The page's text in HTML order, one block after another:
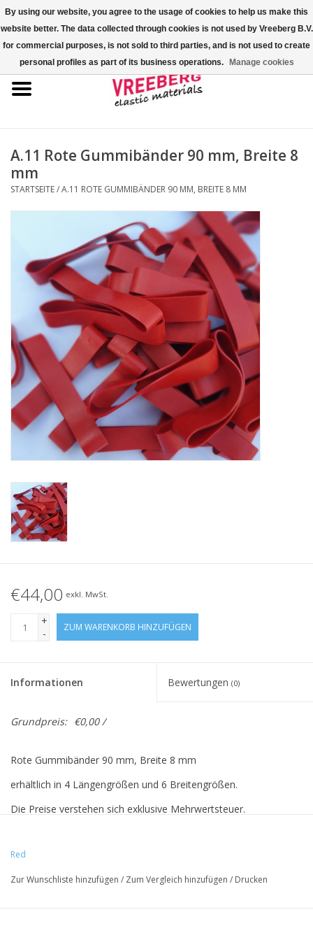
0 Artikel - €0,00
Startseite
Bunte Gummibänder
Gummispannseile
Kreuzgummibänder/X-Bands
Fastfix-Spannbänder
Geknotete Elastikschlaufe
Schwarze Gummibänder –
Sonderangebot!
Weiße Gummibänder –
Sonderangebot!
A.11 Rote Gummibänder 90 mm, Breite 8
mm
STARTSEITE/A.11 ROTE GUMMIBÄNDER 90 MM, BREITE 8 MM
€44,00 exkl. MwSt.
+
-
ZUM WARENKORB HINZUFÜGEN
Informationen Bewertungen (0)
Grundpreis: €0,00 /
Rote Gummibänder 90 mm, Breite 8 mm
erhältlich in 4 Längengrößen und 6 Breitengrößen.
Die Preise verstehen sich exklusive Mehrwertsteuer.
Red
Zur Wunschliste hinzufügen / Zum Vergleich hinzufügen / Drucken
By using our website, you agree to the usage of cookies to help us make this
website better. The data collected through cookies is not used by Vreeberg B.V.
for commercial purposes, is not sold to third parties, and is not used to create
personal profiles as part of its business operations.
Manage cookies